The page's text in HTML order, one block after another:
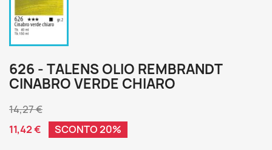
626 - TALENS OLIO REMBRANDT
CINABRO VERDE CHIARO
14,27 €
11,42 €
SCONTO 20%